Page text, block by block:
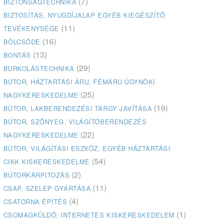
BIZTOSÍTÁS, NYUGDÍJALAP EGYÉB KIEGÉSZÍTŐ
TEVÉKENYSÉGE (11)
BÖLCSŐDE (16)
BONTÁS (13)
BURKOLÁSTECHNIKA (29)
BÚTOR, HÁZTARTÁSI ÁRU, FÉMÁRU ÜGYNÖKI
NAGYKERESKEDELME (25)
BÚTOR, LAKBERENDEZÉSI TÁRGY JAVÍTÁSA (19)
BÚTOR, SZŐNYEG, VILÁGÍTÓBERENDEZÉS
NAGYKERESKEDELME (22)
BÚTOR, VILÁGÍTÁSI ESZKÖZ, EGYÉB HÁZTARTÁSI
CIKK KISKERESKEDELME (54)
BÚTORKÁRPITOZÁS (2)
CSAP, SZELEP GYÁRTÁSA (11)
CSATORNA ÉPÍTÉS (4)
CSOMAGKÜLDŐ, INTERNETES KISKERESKEDELEM (1)